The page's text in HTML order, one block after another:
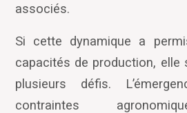
associés.
Si cette dynamique a
capacités de production, elle
plusieurs défis.
contraintes